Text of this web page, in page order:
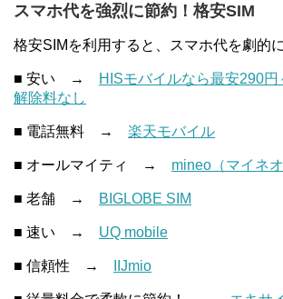
スマホ代を強烈に節約！格安SIM
格安SIMを利用すると、スマホ代を劇的
■ 安い →
HISモバイルなら最安290円
解除料なし
■ 電話無料 → 楽天モバイル
■ オールマイティ → mineo（マイネオ
■ 老舗 → BIGLOBE SIM
■ 速い → UQ mobile
■ 信頼性 → IIJmio